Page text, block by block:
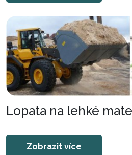
Lopata na lehké
Zobrazit více